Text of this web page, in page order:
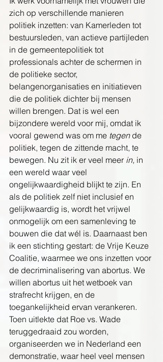
zich op verschillende manieren
politiek inzetten: van Kamerleden tot
bestuursleden, van actieve partijleden
in de gemeentepolitiek tot
professionals achter de schermen in
de politieke sector,
belangenorganisaties en initiatieven
die de politiek dichter bij mensen
willen brengen. Dat is wel een
bijzondere wereld voor mij, omdat ik
vooral gewend was om me tegen de
politiek, tegen de zittende macht, te
bewegen. Nu zit ik er veel meer in, in
een wereld waar veel
ongelijkwaardigheid blijkt te zijn. En
als de politiek zelf niet inclusief en
gelijkwaardig is, wordt het vrijwel
onmogelijk om een samenleving te
bouwen die dat wél is. Daarnaast ben
ik een stichting gestart: de Vrije Keuze
Coalitie, waarmee we ons inzetten voor
de decriminalisering van abortus. We
willen abortus uit het wetboek van
strafrecht krijgen, en de
toegankelijkheid ervan verankeren.
Toen uitlekte dat Roe vs. Wade
teruggedraaid zou worden,
organiseerden we in Nederland een
demonstratie, waar heel veel mensen